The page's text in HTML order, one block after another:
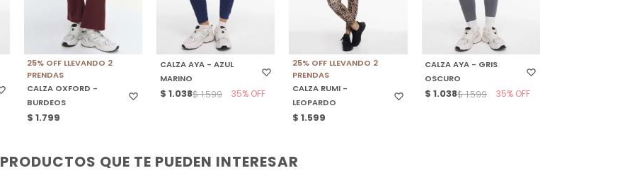
SELECCIONAR TALLE
25% OFF LLEVANDO 2
PRENDAS
CALZA OXFORD -
BURDEOS
$ 1.799
SELECCIONAR TALLE
CALZA AYA - AZUL
MARINO
$ 1.038$ 1.599 35
SELECCIONAR TALLE
25% OFF LLEVANDO 2
PRENDAS
CALZA RUMI -
LEOPARDO
$ 1.599
SELECCIONAR TALLE
CALZA AYA - GRIS
OSCURO
$ 1.038$ 1.599 35
PRODUCTOS QUE TE PUEDEN INTERESAR